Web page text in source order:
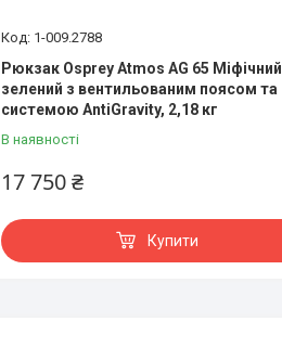
1-009.2788
Рюкзак Osprey Atmos AG 65 Міфічний
зелений з вентильованим поясом та
системою AntiGravity, 2,18 кг
В наявності
17 750 ₴
Купити